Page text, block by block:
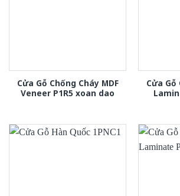
Cửa Gỗ Chống Cháy MDF
Veneer P1R5 xoan dao
Cửa Gỗ